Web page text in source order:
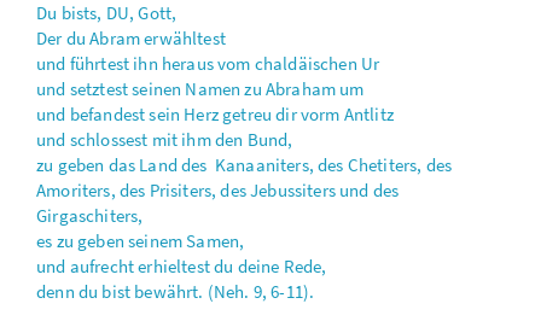
Du bists, DU, Gott,
Der du Abram erwähltest
und führtest ihn heraus vom chaldäischen Ur
und setztest seinen Namen zu Abraham um
und befandest sein Herz getreu dir vorm Antlitz
und schlossest mit ihm den Bund,
zu geben das Land des Kanaaniters, des Chetiters, des
Amoriters, des Prisiters, des Jebussiters und des
Girgaschiters,
es zu geben seinem Samen,
und aufrecht erhieltest du deine Rede,
denn du bist bewährt. (Neh. 9, 6-11).